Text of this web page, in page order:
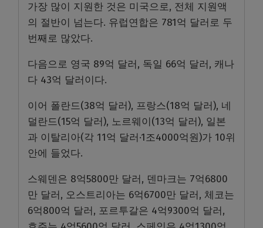
가장 많이 지원한 것은 미국으로, 전체 지원액
의 절반이 넘는다. 유럽연합은 781억 달러로 두
번째로 많았다.
다음으로 영국 89억 달러, 독일 66억 달러, 캐나
다 43억 달러이다.
이어 폴란드(38억 달러), 프랑스(18억 달러), 네
덜란드(15억 달러), 노르웨이(13억 달러), 일본
과 이탈리아(각 11억 달러·1조4000억원)가 10위
안에 들었다.
스웨덴은 8억5800만 달러, 덴마크는 7억6800
만 달러, 오스트리아는 6억6700만 달러, 체코는
6억800억 달러, 포르투갈은 4억9300억 달러,